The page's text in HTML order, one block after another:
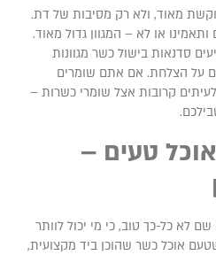
מאוד, ולא רק מסיבות של דת.
או לא – המגוון גדול מאוד.
בישול כשר מגוונות
הצלחת. אם אתם שומרים
קרובות אצל שומרי כשרות –
טעים –
כך טוב, כי מי יכול לוותר
כשר שהוכן ביד מקצועית,